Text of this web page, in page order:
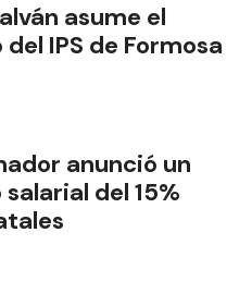
asume el
IPS de Formosa
anunció un
del 15%